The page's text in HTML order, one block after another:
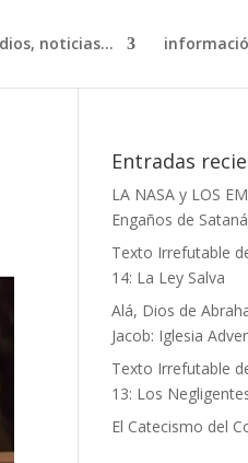
noticias…
Entradas
LA NASA y LOS
Engaños de
Texto Irrefutable
14: La Ley Salva
Alá, Dios de
Jacob: Iglesia
Texto Irrefutable
13: Los
El Catecismo del